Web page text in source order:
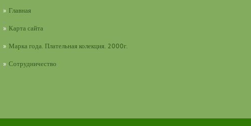
Главная
Карта сайта
Марка года. Плательная колекция. 2000г.
Сотрудничество